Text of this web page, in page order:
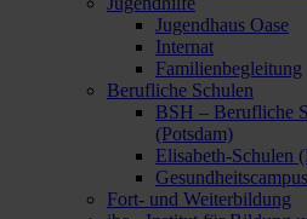
Jugendhaus Oase
Internat
Familienbegleitung
Berufliche Schulen
BSH – Berufliche
(Potsdam)
Elisabeth-Schulen
Fort- und Weiterbildung